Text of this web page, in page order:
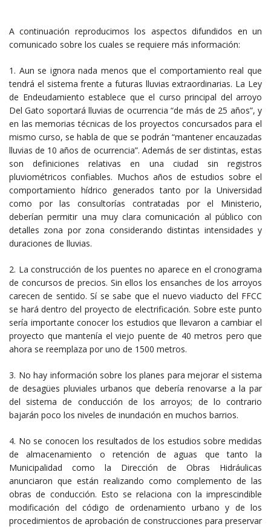
A continuación reproducimos los aspectos difundidos en un
comunicado sobre los cuales se requiere más información:
1. Aun se ignora nada menos que el comportamiento real que
tendrá el sistema frente a futuras lluvias extraordinarias. La Ley
de Endeudamiento establece que el curso principal del arroyo
Del Gato soportará lluvias de ocurrencia “de más de 25 años”, y
en las memorias técnicas de los proyectos concursados para el
mismo curso, se habla de que se podrán “mantener encauzadas
lluvias de 10 años de ocurrencia”. Además de ser distintas, estas
son definiciones relativas en una ciudad sin registros
pluviométricos confiables. Muchos años de estudios sobre el
comportamiento hídrico generados tanto por la Universidad
como por las consultorías contratadas por el Ministerio,
deberían permitir una muy clara comunicación al público con
detalles zona por zona considerando distintas intensidades y
duraciones de lluvias.
2. La construcción de los puentes no aparece en el cronograma
de concursos de precios. Sin ellos los ensanches de los arroyos
carecen de sentido. Sí se sabe que el nuevo viaducto del FFCC
se hará dentro del proyecto de electrificación. Sobre este punto
sería importante conocer los estudios que llevaron a cambiar el
proyecto que mantenía el viejo puente de 40 metros pero que
ahora se reemplaza por uno de 1500 metros.
3. No hay información sobre los planes para mejorar el sistema
de desagües pluviales urbanos que debería renovarse a la par
del sistema de conducción de los arroyos; de lo contrario
bajarán poco los niveles de inundación en muchos barrios.
4. No se conocen los resultados de los estudios sobre medidas
de almacenamiento o retención de aguas que tanto la
Municipalidad como la Dirección de Obras Hidráulicas
anunciaron que están realizando como complemento de las
obras de conducción. Esto se relaciona con la imprescindible
modificación del código de ordenamiento urbano y de los
procedimientos de aprobación de construcciones para preservar